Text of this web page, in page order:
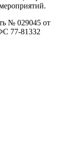
№ 029045 от
77-81332